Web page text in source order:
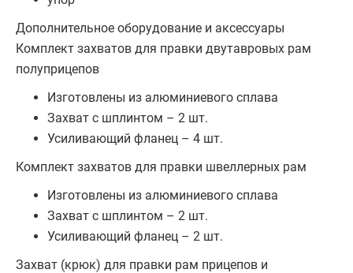
Дополнительное оборудование и аксессуары
Комплект захватов для правки двутавровых рам
полуприцепов
Изготовлены из алюминиевого сплава
Захват c шплинтом – 2 шт.
Усиливающий фланец – 4 шт.
Комплект захватов для правки швеллерных рам
Изготовлены из алюминиевого сплава
Захват c шплинтом – 2 шт.
Усиливающий фланец – 2 шт.
Захват (крюк) для правки рам прицепов и